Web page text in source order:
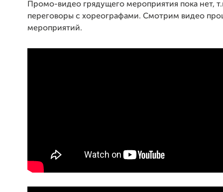
Промо-видео грядущего мероприятия пока нет,
переговоры с хореографами. Смотрим видео
мероприятий.